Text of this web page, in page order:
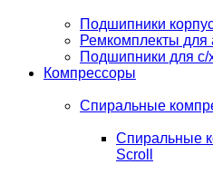
Подшипники
Ремкомплекты для
Подшипники для с/
Компрессоры
Спиральные
Спиральные
Scroll